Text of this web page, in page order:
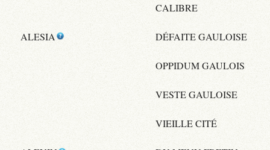
CALIBRE
ALESIA DÉFAITE GAULOISE
OPPIDUM GAULOIS
VESTE GAULOISE
VIEILLE CITÉ